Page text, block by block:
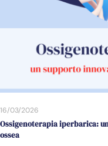
16/03/2026
Ossigenoterapia iperbarica:
ossea